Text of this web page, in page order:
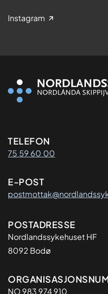
Instagram
TELEFON
75 59 60 00
E-POST
Adresse
POSTADRESSE
Nordlandssykehuset HF
8092 Bodø
Organisasjon
NO 983 974 910